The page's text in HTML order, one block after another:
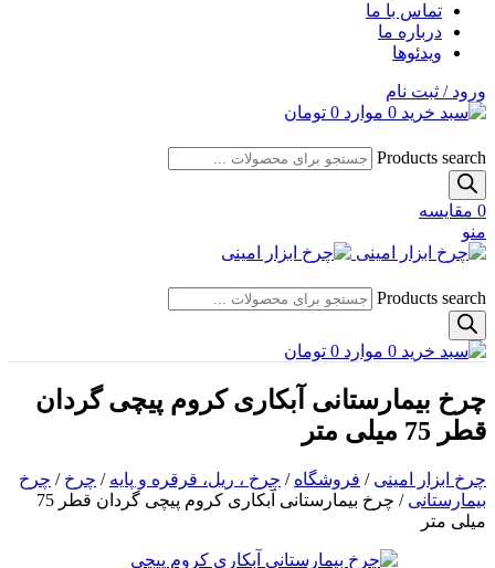
تماس با ما
درباره ما
ویدئوها
ورود / ثبت نام
0 موارد 0 تومان
Products search
0 مقایسه
منو
Products search
0 موارد 0 تومان
چرخ بیمارستانی آبکاری کروم پیچی گردان
قطر 75 میلی متر
چرخ ابزار امینی / فروشگاه / چرخ ، ریل، قرقره و پایه / چرخ / چرخ
بیمارستانی /
چرخ بیمارستانی آبکاری کروم پیچی گردان قطر 75
میلی متر